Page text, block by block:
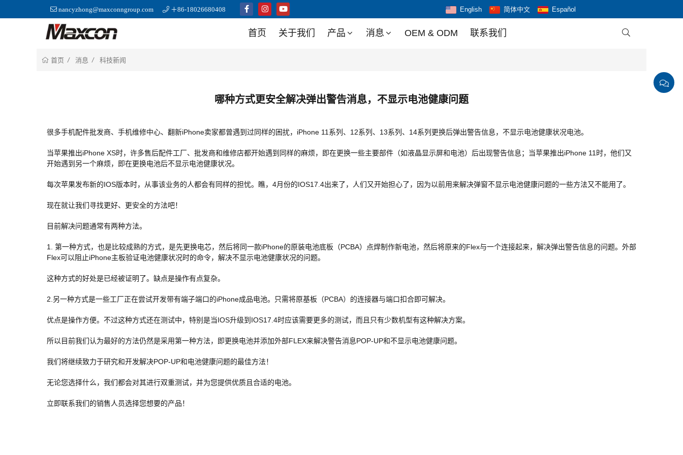
nancyzhong@maxconngroup.com ＋86-18026680408 English 简体中文 Español
首页 关于我们 产品 消息 OEM & ODM 联系我们 
首页 消息 科技新闻
哪种方式更安全解决弹出警告消息，不显示电池健康问题
很多手机配件批发商、手机维修中心、翻新iPhone卖家都曾遇到过同样的困扰，iPhone 11系列、12系列、13系列、14系列更换后弹出警告信息，不显示电池健康状况电池。
当苹果推出iPhone XS时，许多售后配件工厂、批发商和维修店都开始遇到同样的麻烦，即在更换一些主要部件（如液晶显示屏和电池）后出现警告信息；当苹果推出iPhone 11时，他们又
开始遇到另一个麻烦，即在更换电池后不显示电池健康状况。
每次苹果发布新的IOS版本时，从事该业务的人都会有同样的担忧。瞧，4月份的IOS17.4出来了，人们又开始担心了，因为以前用来解决弹窗不显示电池健康问题的一些方法又不能用了。
现在就让我们寻找更好、更安全的方法吧！
目前解决问题通常有两种方法。
1. 第一种方式，也是比较成熟的方式，是先更换电芯，然后将同一款iPhone的原装电池底板（PCBA）点焊制作新电池，然后将原来的Flex与一个连接起来，解决弹出警告信息的问题。外部
Flex可以阻止iPhone主板验证电池健康状况时的命令，解决不显示电池健康状况的问题。
这种方式的好处是已经被证明了。缺点是操作有点复杂。
2.另一种方式是一些工厂正在尝试开发带有端子端口的iPhone成品电池。只需将原基板（PCBA）的连接器与端口扣合即可解决。
优点是操作方便。不过这种方式还在测试中，特别是当IOS升级到IOS17.4时应该需要更多的测试，而且只有少数机型有这种解决方案。
所以目前我们认为最好的方法仍然是采用第一种方法，即更换电池并添加外部FLEX来解决警告消息POP-UP和不显示电池健康问题。
我们将继续致力于研究和开发解决POP-UP和电池健康问题的最佳方法！
无论您选择什么，我们都会对其进行双重测试，并为您提供优质且合适的电池。
立即联系我们的销售人员选择您想要的产品！